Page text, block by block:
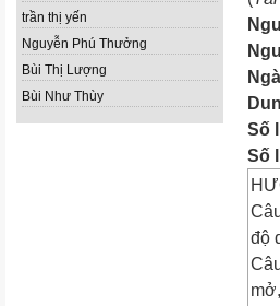
trần thị yến
Nguyễn Phú Thưởng
Bùi Thị Lượng
Bùi Như Thùy
(Tài
Số
Số
độ